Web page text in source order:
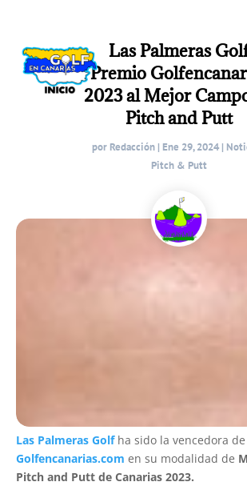
Las Palmeras
Premio
2023 al Mejor
Pitch and Putt
por Redacción | Ene 29, 2024 |
Pitch & Putt
Las Palmeras Golfha sido la vencedora de
Golfencanarias.com en su modalidad de
Pitch and Putt de Canarias 2023.